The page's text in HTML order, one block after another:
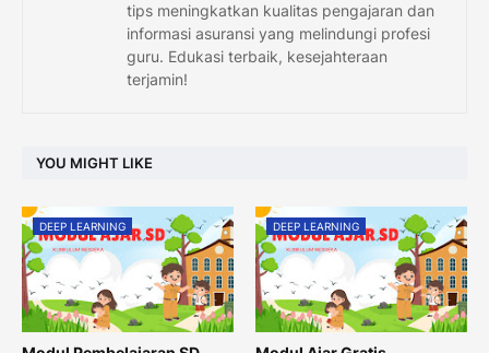
tips meningkatkan kualitas pengajaran dan
informasi asuransi yang melindungi profesi
guru. Edukasi terbaik, kesejahteraan
terjamin!
YOU MIGHT LIKE
DEEP LEARNING DEEP LEARNING